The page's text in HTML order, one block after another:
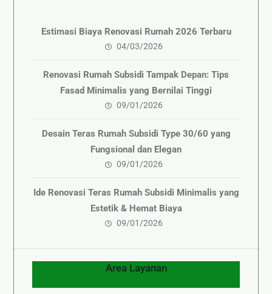
Estimasi Biaya Renovasi Rumah 2026 Terbaru
04/03/2026
Renovasi Rumah Subsidi Tampak Depan: Tips
Fasad Minimalis yang Bernilai Tinggi
09/01/2026
Desain Teras Rumah Subsidi Type 30/60 yang
Fungsional dan Elegan
09/01/2026
Ide Renovasi Teras Rumah Subsidi Minimalis yang
Estetik & Hemat Biaya
09/01/2026
Area Layanan